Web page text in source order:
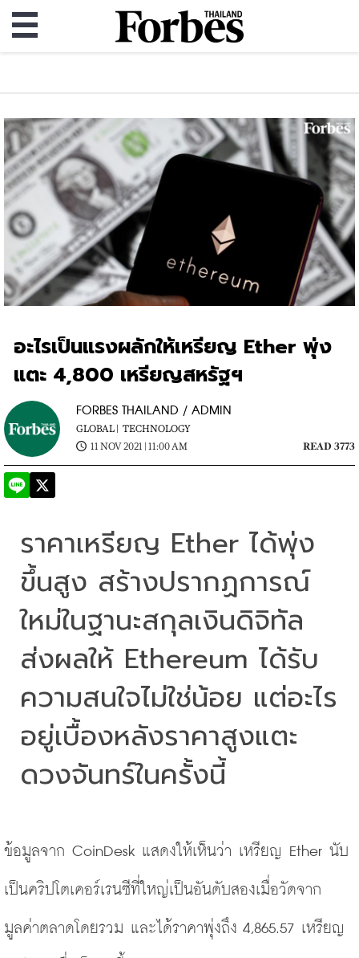
อะไรเป็นแรงผลักให้เหรียญ Ether พุ่ง
แตะ 4,800 เหรียญสหรัฐฯ
FORBES THAILAND / ADMIN
GLOBAL | TECHNOLOGY
11 NOV 2021 | 11:00 AM
READ 3773
ราคาเหรียญ Ether ได้พุ่ง
ขึ้นสูง สร้างปรากฏการณ์
ใหม่ในฐานะสกุลเงินดิจิทัล
ส่งผลให้ Ethereum ได้รับ
ความสนใจไม่ใช่น้อย แต่อะไร
อยู่เบื้องหลังราคาสูงแตะ
ดวงจันทร์ในครั้งนี้
ข้อมูลจาก CoinDesk แสดงให้เห็นว่า เหรียญ Ether นับ
เป็นคริปโตเคอร์เรนซีที่ใหญ่เป็นอันดับสองเมื่อวัดจาก
มูลค่าตลาดโดยรวม และได้ราคาพุ่งถึง 4,865.57 เหรียญ